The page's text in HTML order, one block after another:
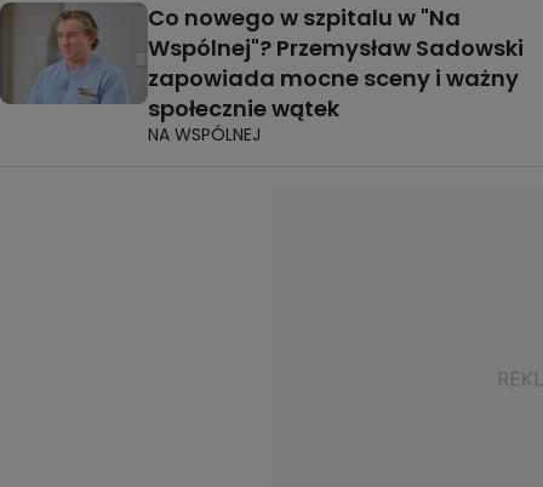
Co nowego w szpitalu w "Na
Wspólnej"? Przemysław Sadowski
zapowiada mocne sceny i ważny
społecznie wątek
NA WSPÓLNEJ